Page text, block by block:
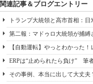
関連記事＆ブログエントリー
トランプ大統領と高市首相：
第二報：マドゥロ大統領が捕
【自動運転】やっとわかった
ERPは“止められたら負け” 筆
その事例、本当に出して大丈